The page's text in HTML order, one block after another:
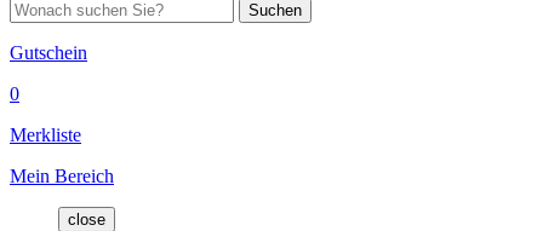
Suchen
Gutschein
0
Merkliste
Mein Bereich
close